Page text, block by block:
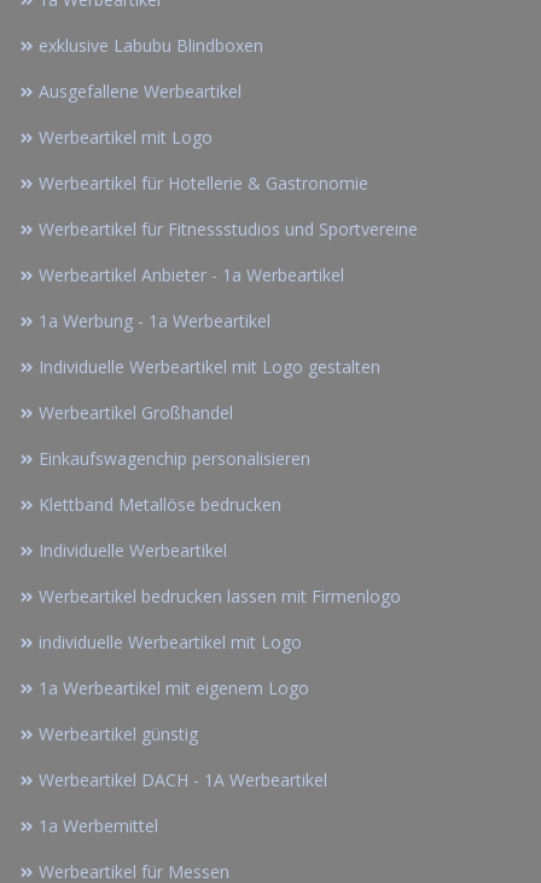
exklusive Labubu Blindboxen
Ausgefallene Werbeartikel
Werbeartikel mit Logo
Werbeartikel für Hotellerie & Gastronomie
Werbeartikel für Fitnessstudios und Sportvereine
Werbeartikel Anbieter - 1a Werbeartikel
1a Werbung - 1a Werbeartikel
Individuelle Werbeartikel mit Logo gestalten
Werbeartikel Großhandel
Einkaufswagenchip personalisieren
Klettband Metallöse bedrucken
Individuelle Werbeartikel
Werbeartikel bedrucken lassen mit Firmenlogo
individuelle Werbeartikel mit Logo
1a Werbeartikel mit eigenem Logo
Werbeartikel günstig
Werbeartikel DACH - 1A Werbeartikel
1a Werbemittel
Werbeartikel für Messen